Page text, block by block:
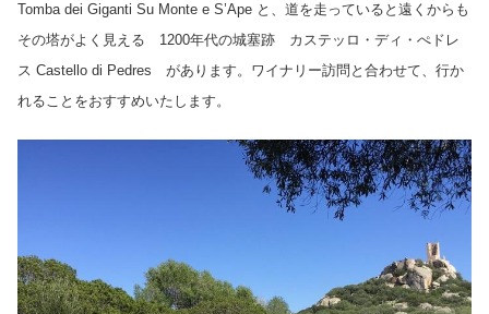
Tomba dei Giganti Su Monte e S’Ape と、 道を走っていると遠くからも
その塔がよく見える 1200年代の城塞跡 カステッロ・ディ・ぺドレ
ス Castello di Pedres があります。ワイナリー訪問と合わせて、行か
れることをおすすめいたします。